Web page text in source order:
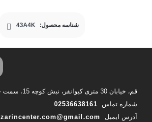
شناسه محصول: 43A4K
قم، خیابان 30 متری کیوانفر، نبش کوچه 15، سمت چپ
شماره تماس
02536638161
آدرس ایمیل
zarincenter.com@gmail.com